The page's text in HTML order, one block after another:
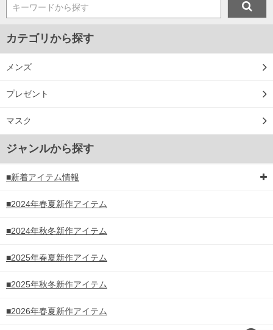
キーワードから探す
カテゴリから探す
メンズ
プレゼント
マスク
ジャンルから探す
■新着アイテム情報
■2024年春夏新作アイテム
■2024年秋冬新作アイテム
■2025年春夏新作アイテム
■2025年秋冬新作アイテム
■2026年春夏新作アイテム